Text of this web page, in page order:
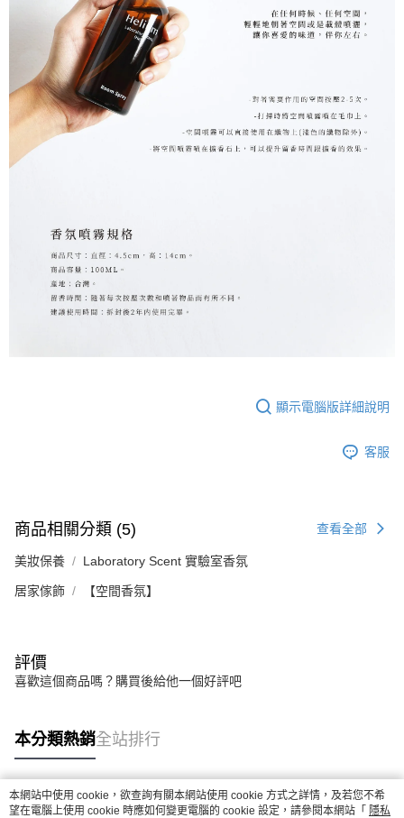
顯示電腦版詳細說明
客服
商品相關分類 (5) 查看全部
美妝保養 Laboratory Scent 實驗室香氛
居家傢飾 【空間香氛】
評價
喜歡這個商品嗎？購買後給他一個好評吧
本分類熱銷全站排行
熱門標籤
本網站中使用 cookie，欲查詢有關本網站使用 cookie 方式之詳情，及若您不希
望在電腦上使用 cookie 時應如何變更電腦的 cookie 設定，請參閱本網站「 隱私